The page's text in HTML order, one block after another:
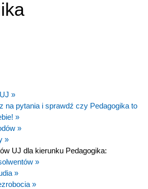
»
na pytania i sprawdź czy Pedagogika to
»
»
»
UJ dla kierunku Pedagogika:
»
»
»